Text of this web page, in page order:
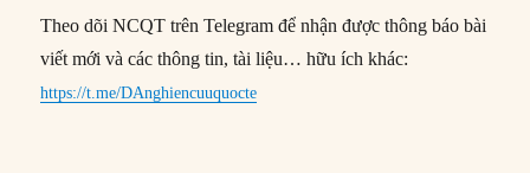
Theo dõi NCQT trên Telegram để nhận được thông báo bài
viết mới và các thông tin, tài liệu… hữu ích khác:
https://t.me/DAnghiencuuquocte